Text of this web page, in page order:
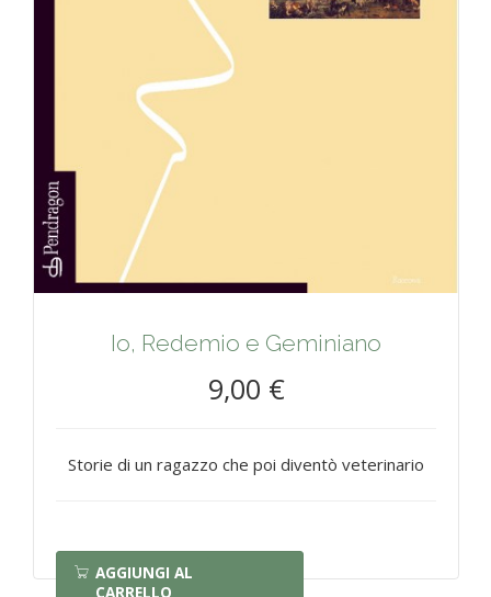
Io, Redemio e Geminiano
9,00 €
Storie di un ragazzo che poi diventò veterinario
AGGIUNGI AL
CARRELLO